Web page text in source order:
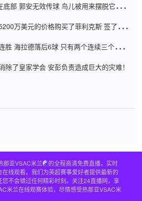
部 郭安无效传球 鸟儿被用来摆脱它
万美元的价格购买了菲利克斯 签了7年
胜 海拉德落后6球 只有两个连续三个连续
除了皇家学会 安彭负责造成巨大的灾难！
亚VSAC米兰☯️的全程高清免费直播，实时
线观看。我们为英超赛事爱好者提供最新的
不会错过任何精彩时刻。关注24直播网，享
米兰在线观赛体验，尽情感受热那亚VSAC米